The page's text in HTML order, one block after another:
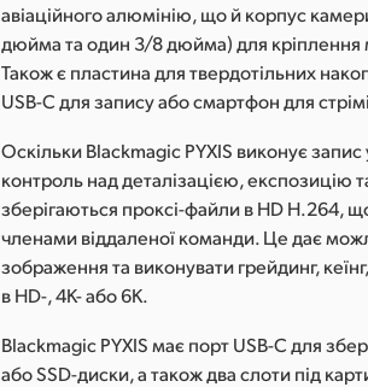
авіаційного алюмінію, що й корпус
дюйма та один 3/8 дюйма) для кріплення
Також є пластина для твердотільних
USB-C для запису або смартфон для
Оскільки Blackmagic PYXIS виконує
контроль над деталізацією, експозицію
зберігаються проксі-файли в HD H.264,
членами віддаленої команди. Це дає
зображення та виконувати грейдинг,
в HD-, 4K- або 6K.
Blackmagic PYXIS має порт USB-C для
або SSD-диски, а також два слоти під